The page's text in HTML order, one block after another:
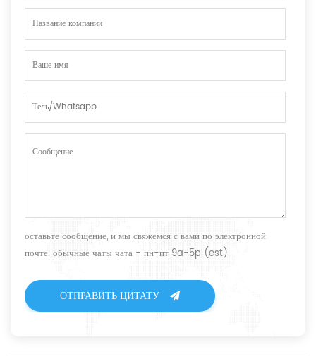
оставьте сообщение, и мы свяжемся с вами по электронной
почте. обычные чаты чата - пн-пт 9a-5p (est)
ОТПРАВИТЬ ЦИТАТУ